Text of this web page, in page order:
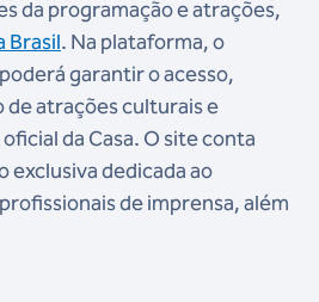
da programação e atrações,
Brasil. Na plataforma, o
garantir o acesso,
atrações culturais e
da Casa. O site conta
exclusiva dedicada ao
de imprensa, além